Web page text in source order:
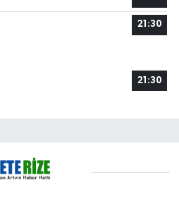
21:30
21:30